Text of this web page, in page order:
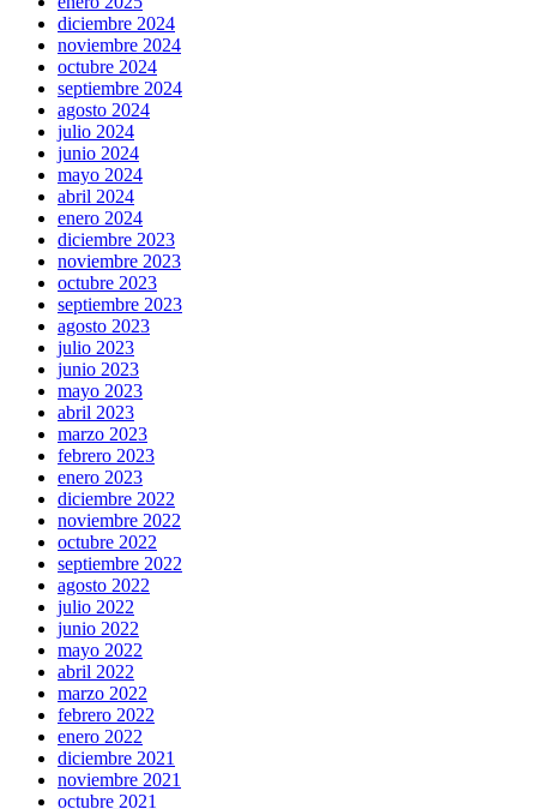
diciembre 2024
noviembre 2024
octubre 2024
septiembre 2024
agosto 2024
julio 2024
junio 2024
mayo 2024
abril 2024
enero 2024
diciembre 2023
noviembre 2023
octubre 2023
septiembre 2023
agosto 2023
julio 2023
junio 2023
mayo 2023
abril 2023
marzo 2023
febrero 2023
enero 2023
diciembre 2022
noviembre 2022
octubre 2022
septiembre 2022
agosto 2022
julio 2022
junio 2022
mayo 2022
abril 2022
marzo 2022
febrero 2022
enero 2022
diciembre 2021
noviembre 2021
octubre 2021